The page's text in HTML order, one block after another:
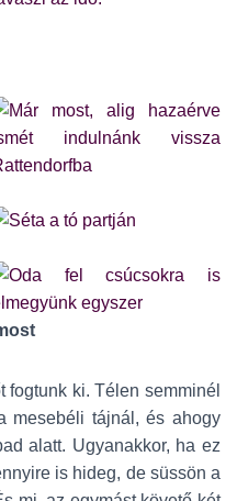
fogtunk ki. Télen semminél
mesebéli tájnál, és ahogy
alatt. Ugyanakkor, ha ez
is hideg, de süssön a